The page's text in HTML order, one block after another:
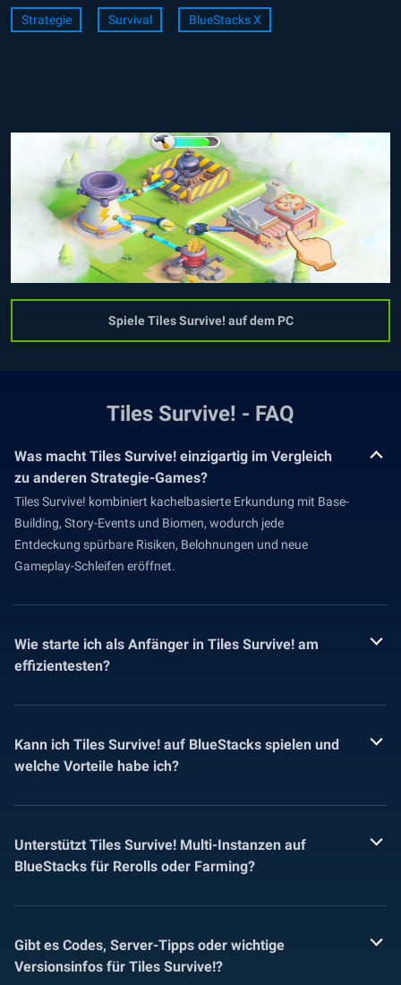
Strategie Survival BlueStacks X
Spiele Tiles Survive! auf dem PC
Tiles Survive! - FAQ
Was macht Tiles Survive! einzigartig im Vergleich
zu anderen Strategie-Games?
Tiles Survive! kombiniert kachelbasierte Erkundung mit Base-
Building, Story-Events und Biomen, wodurch jede
Entdeckung spürbare Risiken, Belohnungen und neue
Gameplay-Schleifen eröffnet.
Wie starte ich als Anfänger in Tiles Survive! am
effizientesten?
Kann ich Tiles Survive! auf BlueStacks spielen und
welche Vorteile habe ich?
Unterstützt Tiles Survive! Multi-Instanzen auf
BlueStacks für Rerolls oder Farming?
Gibt es Codes, Server-Tipps oder wichtige
Versionsinfos für Tiles Survive!?